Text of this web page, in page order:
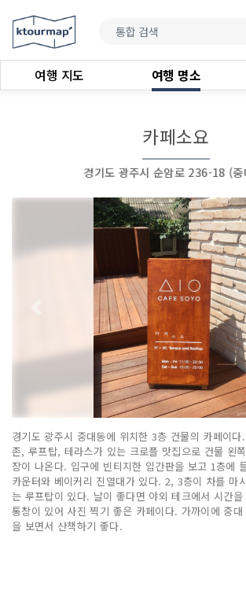
여행 지도 여행 명소
카페소요
경기도 광주시 순암로 236-18 (중
경기도 광주시 중대동에 위치한 3층 건물의 카페이
존, 루프탑, 테라스가 있는 크로플 맛집으로 건물 왼
장이 나온다. 입구에 빈티지한 입간판을 보고 1층에
카운터와 베이커리 진열대가 있다. 2, 3층이 차를 마
는 루프탑이 있다. 날이 좋다면 야외 테크에서 시간
통창이 있어 사진 찍기 좋은 카페이다. 가까이에 중
을 보면서 산책하기 좋다.